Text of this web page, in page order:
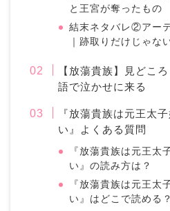
と王宮が奪ったもの
結末ネタバレ②アー
｜跡取りだけじゃな
【放蕩貴族】見どこ
語で泣かせに来る
『放蕩貴族は元王太
い』よくある質問
『放蕩貴族は元王太
い』の読み方は？
『放蕩貴族は元王太
い』はどこで読める？